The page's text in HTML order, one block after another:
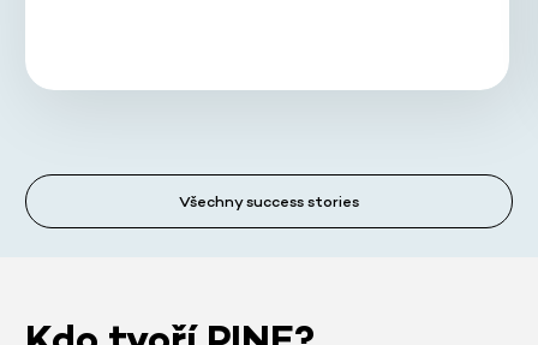
Všechny success stories